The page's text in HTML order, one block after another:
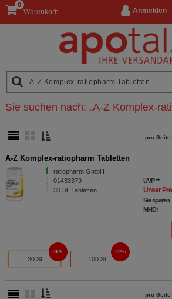
Anmelden
Warenkorb
0
Sie suchen nach: „A-Z Komplex-
pro Seite
A-Z Komplex-ratiopharm Tabletten
ratiopharm GmbH
01433379
30 St Tabletten
UVP**
Unser
Sie sparen
MHD:
30 St
30%
100 St
32%
pro Seite